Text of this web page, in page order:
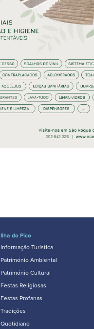
Ilha do Pico
Informação Turística
Património Ambiental
Património Cultural
Festas Religiosas
Festas Profanas
Tradições
Quotidiano